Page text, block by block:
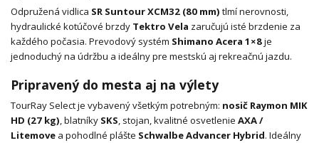
Odpružená vidlica SR Suntour XCM32 (80 mm) tlmí nerovnosti,
hydraulické kotúčové brzdy Tektro Vela zaručujú isté brzdenie za
každého počasia. Prevodový systém Shimano Acera 1×8je
jednoduchý na údržbu a ideálny pre mestskú aj rekreačnú jazdu.
Pripravený do mesta aj na výlety
TourRay Select je vybavený všetkým potrebným: nosič Raymon MIK
HD (27 kg), blatníky SKS, stojan, kvalitné osvetlenie AXA /
Litemove a pohodlné plášte Schwalbe Advancer Hybrid. Ideálny